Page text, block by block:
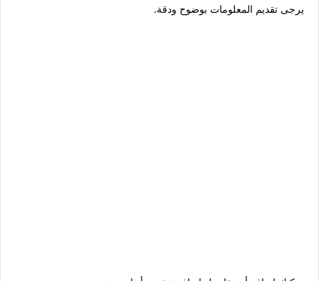
يرجى تقديم المعلومات بوضوح ودقة.